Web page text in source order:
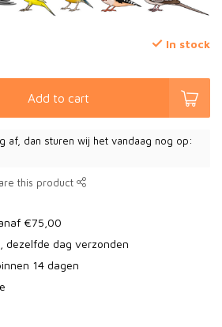
In stock
Add to cart
af, dan sturen wij het vandaag nog op:
this product
€75,00
dezelfde dag verzonden
14 dagen